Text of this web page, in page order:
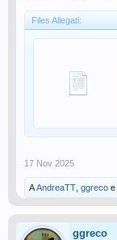
Files Allegati:
17 Nov 2025
AAndreaTT ggreco e
ggreco